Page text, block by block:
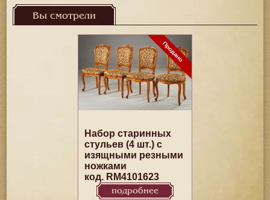
Вы смотрели
Набор старинных
стульев (4 шт.) с
изящными резными
ножками
код. RM4101623
подробнее